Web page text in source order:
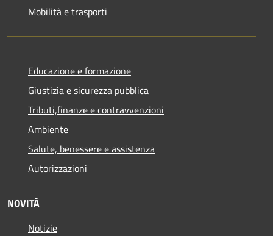
Mobilità e trasporti
Educazione e formazione
Giustizia e sicurezza pubblica
Tributi,finanze e contravvenzioni
Ambiente
Salute, benessere e assistenza
Autorizzazioni
NOVITÀ
Notizie